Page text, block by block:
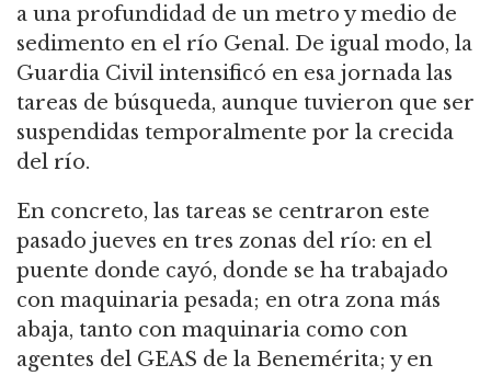
a una profundidad de un metro y medio de
sedimento en el río Genal. De igual modo, la
Guardia Civil intensificó en esa jornada las
tareas de búsqueda, aunque tuvieron que ser
suspendidas temporalmente por la crecida
del río.
En concreto, las tareas se centraron este
pasado jueves en tres zonas del río: en el
puente donde cayó, donde se ha trabajado
con maquinaria pesada; en otra zona más
abaja, tanto con maquinaria como con
agentes del GEAS de la Benemérita; y en